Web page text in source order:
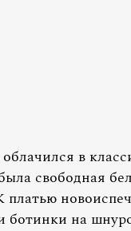
в
свободная
платью
ботинки на